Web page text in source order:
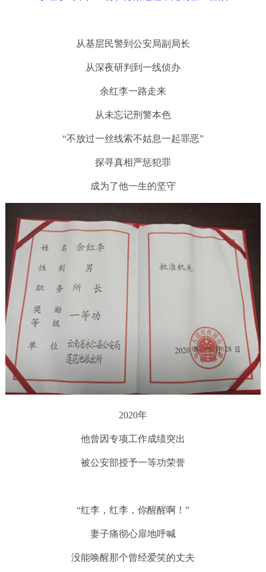
从基层民警到公安局副局长
从深夜研判到一线侦办
余红李一路走来
从未忘记刑警本色
“不放过一丝线索不姑息一起罪恶”
探寻真相严惩犯罪
成为了他一生的坚守
2020年
他曾因专项工作成绩突出
被公安部授予一等功荣誉
“红李，红李，你醒醒啊！”
妻子痛彻心扉地呼喊
没能唤醒那个曾经爱笑的丈夫